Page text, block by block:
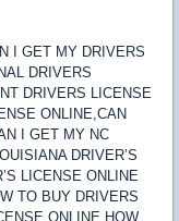
I GET MY DRIVERS
DRIVERS
DRIVERS LICENSE
ONLINE,CAN
I GET MY NC
DRIVER’S
LICENSE ONLINE
TO BUY DRIVERS
ONLINE,HOW